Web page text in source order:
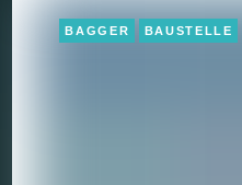
BAGGER BAUSTELLE